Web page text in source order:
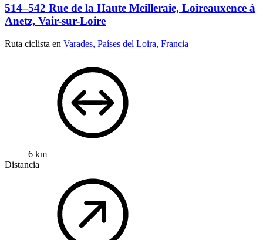
514–542 Rue de la Haute Meilleraie, Loireauxence à
Anetz, Vair-sur-Loire
Ruta ciclista en Varades, Países del Loira, Francia
6 km
Distancia